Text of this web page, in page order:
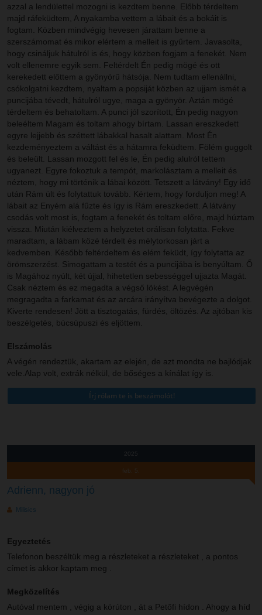
azzal a lendülettel mozogni is kezdtem benne. Előbb térdeltem
majd ráfeküdtem, A nyakamba vettem a lábait és a bokáit is
fogtam. Közben mindvégig hevesen járattam benne a
szerszámomat és mikor elértem a melleit is gyűrtem. Javasolta,
hogy csináljuk hátulról is és, hogy közben fogjam a fenekét. Nem
volt ellenemre egyik sem. Feltérdelt Én pedig mögé és ott
kerekedett előttem a gyönyörű hátsója. Nem tudtam ellenállni,
csókolgatni kezdtem, nyaltam a popsiját közben az ujjam ismét a
puncijába tévedt, hátulról ugye, maga a gyönyör. Aztán mögé
térdeltem és behatoltam. A punci jól szorított, Én pedig nagyon
beleéltem Magam és toltam ahogy bírtam. Lassan ereszkedett
egyre lejjebb és széttett lábakkal hasalt alattam. Most Én
kezdeményeztem a váltást és a hátamra feküdtem. Fölém guggolt
és beleült. Lassan mozgott fel és le, Én pedig alulról tettem
ugyanezt. Egyre fokoztuk a tempót, markolásztam a melleit és
néztem, hogy mi történik a lábai között. Tetszett a látvány! Egy idő
után Rám ült és folytattuk tovább. Kértem, hogy forduljon meg! A
lábait az Enyém alá fűzte és így is Rám ereszkedett. A látvány
csodás volt most is, fogtam a fenekét és toltam előre, majd húztam
vissza. Miután kiélveztem a helyzetet orálisan folytatta. Fekve
maradtam, a lábam közé térdelt és mélytorkosan járt a
kedvemben. Később feltérdeltem és elém feküdt, így folytatta az
örömszerzést. Simogattam a testét és a puncijába is benyúltam. Ő
is Magához nyúlt, két újjal, hihetetlen sebességgel ujjazta Magát.
Csak néztem és ez megadta a végső lökést. A legvégén
megragadta a farkamat és az arcára irányítva bevégezte a dolgot.
Kiverte rendesen! Jött a tisztogatás, fürdés, öltözés. Az ajtóban kis
beszélgetés, búcsúpuszi és eljöttem.
Elszámolás
A végén rendeztük, akartam az elején, de azt mondta ne bajlódjak
vele.Alap volt, extrák nélkül, de bőséges a kínálat így is.
2025
feb. 5.
Adrienn, nagyon jó
Milisics
Egyeztetés
Telefonon beszéltük meg a részleteket a részleteket , a pontos
címet is akkor kaptam meg .
Megközelítés
Autóval mentem , végig a körúton , át a Petőfi hídon . Ahogy a híd